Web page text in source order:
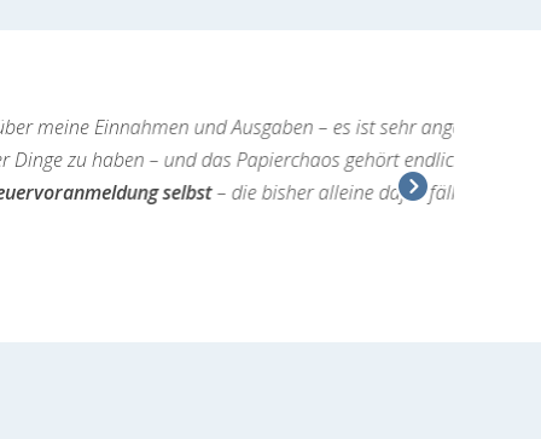
angenehm, einmal im Monat
endlich der Vergangenheit an.
fälligen Berater-Kosten spar’ ich
Next